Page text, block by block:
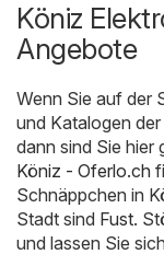
Köniz
Angebote
Wenn Sie auf der
und Katalogen
dann sind Sie hier
Köniz - Oferlo.ch
Schnäppchen in
Stadt sind Fust.
und lassen Sie